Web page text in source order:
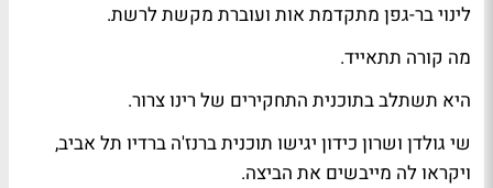
לינוי בר-גפן מתקדמת אות ועוברת מקשתלרשת.
מה קורה תתאייד.
היא תשתלב בתוכנית התחקירים של רינו צרור.
שי גולדן ושרון כידון יגישו תוכניתברנז'ה ברדיו תל אביב,
ויקראו לה מייבשים את הביצה.